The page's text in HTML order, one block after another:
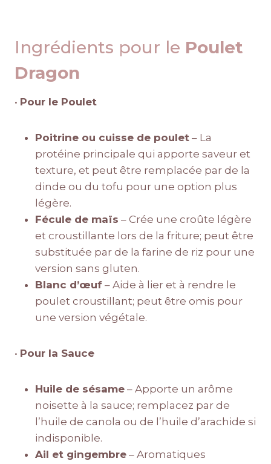
Ingrédients pour le Poulet
Dragon
• Pour le Poulet
Poitrine ou cuisse de poulet – La
protéine principale qui apporte saveur et
texture, et peut être remplacée par de la
dinde ou du tofu pour une option plus
légère.
Fécule de maïs – Crée une croûte légère
et croustillante lors de la friture; peut être
substituée par de la farine de riz pour une
version sans gluten.
Blanc d’œuf – Aide à lier et à rendre le
poulet croustillant; peut être omis pour
une version végétale.
• Pour la Sauce
Huile de sésame – Apporte un arôme
noisette à la sauce; remplacez par de
l’huile de canola ou de l’huile d’arachide si
indisponible.
Ail et gingembre – Aromatiques